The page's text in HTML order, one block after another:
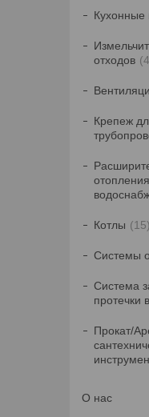
Кухонные
отходов
4
Крепеж
Котлы 15
Системы
Система
протечки
Прокат/
О нас